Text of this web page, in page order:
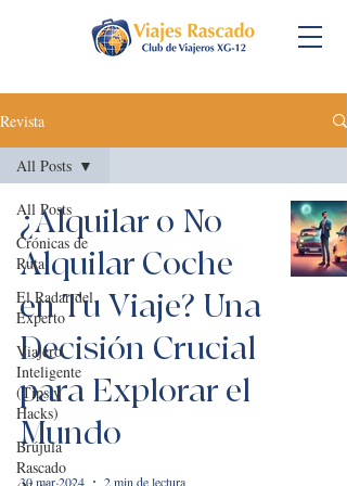
Revista
All Posts
Crónicas de
Ruta
El Radar del
Experto
Viajero
Inteligente
(Tips y
Hacks)
Brújula
Rascado
All Posts
¿Alquilar o No
Alquilar Coche
en Tu Viaje? Una
Decisión Crucial
para Explorar el
Mundo
30 mar 2024 2 min de lectura